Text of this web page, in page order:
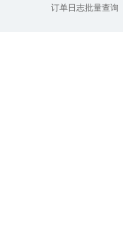
台、线下平台订单）
订单日志批量查询